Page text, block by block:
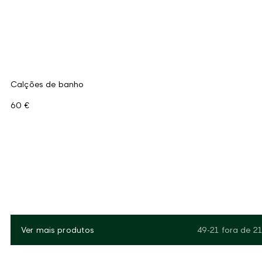
Calções de banho
60 €
Ver mais produtos 49-21 fora de 21